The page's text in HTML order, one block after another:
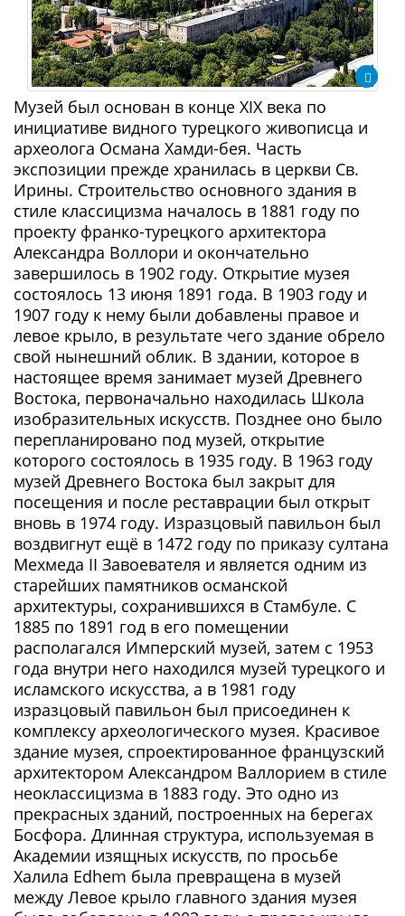
Музей был основан в конце XIX века по
инициативе видного турецкого живописца и
археолога Османа Хамди-бея. Часть
экспозиции прежде хранилась в церкви Св.
Ирины. Строительство основного здания в
стиле классицизма началось в 1881 году по
проекту франко-турецкого архитектора
Александра Воллори и окончательно
завершилось в 1902 году. Открытие музея
состоялось 13 июня 1891 года. В 1903 году и
1907 году к нему были добавлены правое и
левое крыло, в результате чего здание обрело
свой нынешний облик. В здании, которое в
настоящее время занимает музей Древнего
Востока, первоначально находилась Школа
изобразительных искусств. Позднее оно было
перепланировано под музей, открытие
которого состоялось в 1935 году. В 1963 году
музей Древнего Востока был закрыт для
посещения и после реставрации был открыт
вновь в 1974 году. Изразцовый павильон был
воздвигнут ещё в 1472 году по приказу султана
Мехмеда II Завоевателя и является одним из
старейших памятников османской
архитектуры, сохранившихся в Стамбуле. С
1885 по 1891 год в его помещении
располагался Имперский музей, затем с 1953
года внутри него находился музей турецкого и
исламского искусства, а в 1981 году
изразцовый павильон был присоединен к
комплексу археологического музея. Красивое
здание музея, спроектированное французский
архитектором Александром Валлорием в стиле
неоклассицизма в 1883 году. Это одно из
прекрасных зданий, построенных на берегах
Босфора. Длинная структура, используемая в
Академии изящных искусств, по просьбе
Халила Edhem была превращена в музей
между Левое крыло главного здания музея